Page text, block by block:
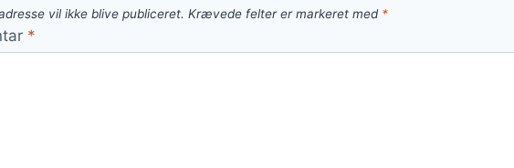
vil ikke blive publiceret. Krævede felter er markeret med *
*